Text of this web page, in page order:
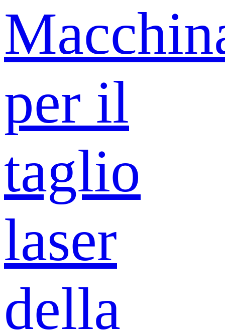
per il
taglio
laser
della